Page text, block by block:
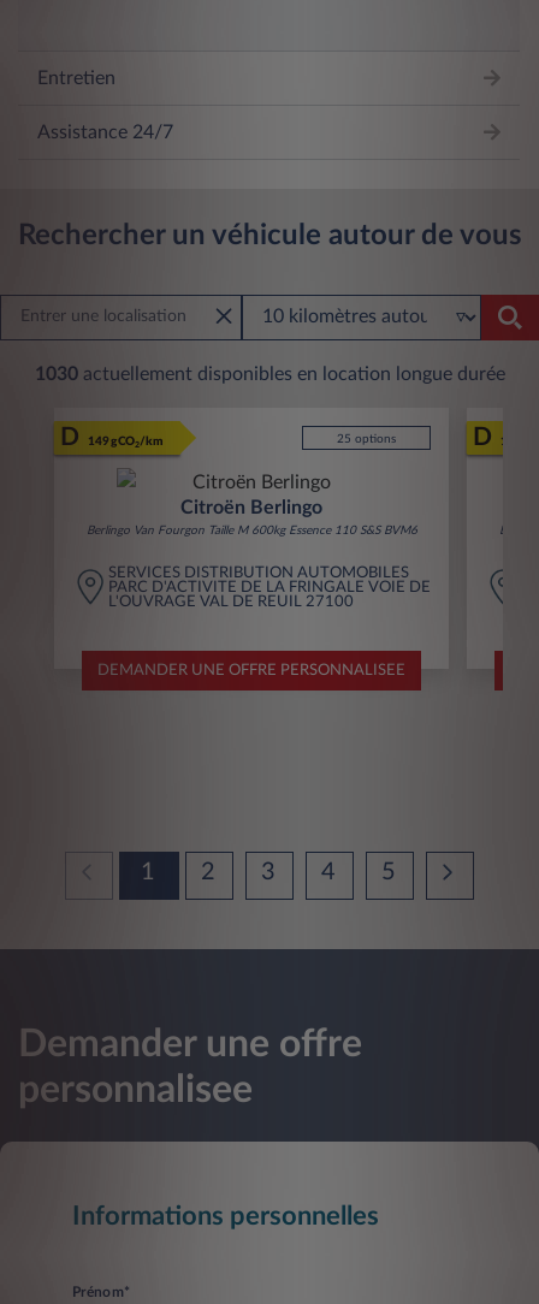
Entretien
Assistance 24/7
Rechercher un véhicule autour de vous
1030actuellement disponibles en location longue durée
D 149 gCO2/km 25 options
Citroën Berlingo
Berlingo Van Fourgon Taille M 600kg Essence 110 S&S BVM6
SERVICES DISTRIBUTION AUTOMOBILES
PARC D'ACTIVITE DE LA FRINGALE VOIE DE
L'OUVRAGE VAL DE REUIL 27100
DEMANDER UNE OFFRE PERSONNALISEE
D 150
1 2 3 4 5
Demander une offre
personnalisee
Informations personnelles
Prénom*